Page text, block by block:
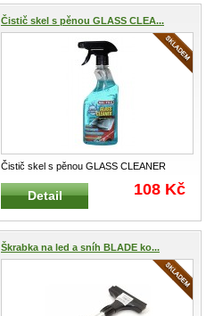
Čistič skel s pěnou GLASS CLEA...
Čistič skel s pěnou GLASS CLEANER
MA-FRA 500 ml Přípravek pro odmaště ...
Detail 108 Kč
Škrabka na led a sníh BLADE ko...